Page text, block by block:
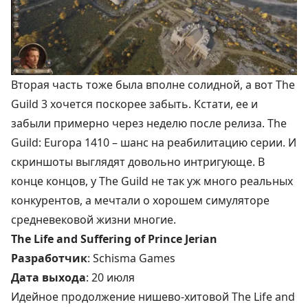
Вторая часть тоже была вполне солидной, а вот The
Guild 3 хочется поскорее забыть. Кстати, ее и
забыли примерно через неделю после релиза. The
Guild: Europa 1410 – шанс на реабилитацию серии. И
скриншоты выглядят довольно интригующе. В
конце концов, у The Guild не так уж много реальных
конкурентов, а мечтали о хорошем симуляторе
средневековой жизни многие.
The Life and Suffering of Prince Jerian
Разработчик: Schisma Games
Дата выхода: 20 июля
Идейное продолжение нишево-хитовой The Life and